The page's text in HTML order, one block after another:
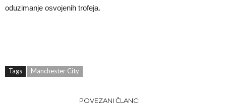
oduzimanje osvojenih trofeja.
Tags Manchester City
POVEZANI ČLANCI